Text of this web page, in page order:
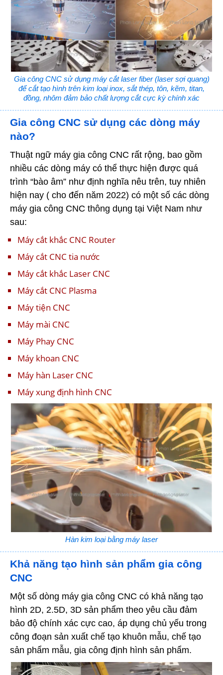
Gia công CNC sử dụng máy cắt laser fiber (laser sợi quang)
để cắt tạo hình trên kim loại inox, sắt thép, tôn, kẽm, titan,
đồng, nhôm đảm bảo chất lượng cắt cực kỳ chính xác
Gia công CNC sử dụng các dòng máy
nào?
Thuật ngữ máy gia công CNC rất rộng, bao gồm
nhiều các dòng máy có thể thực hiện được quá
trình “bào âm” như định nghĩa nêu trên, tuy nhiên
hiện nay ( cho đến năm 2022) có một số các dòng
máy gia công CNC thông dụng tại Việt Nam như
sau:
Máy cắt khắc CNC Router
Máy cắt CNC tia nước
Máy cắt khắc Laser CNC
Máy cắt CNC Plasma
Máy tiện CNC
Máy mài CNC
Máy Phay CNC
Máy khoan CNC
Máy hàn Laser CNC
Máy xung định hình CNC
Hàn kim loại bằng máy laser
Khả năng tạo hình sản phẩm gia công
CNC
Một số dòng máy gia công CNC có khả năng tạo
hình 2D, 2.5D, 3D sản phẩm theo yêu cầu đảm
bảo độ chính xác cực cao, áp dụng chủ yếu trong
công đoạn sản xuất chế tạo khuôn mẫu, chế tạo
sản phẩm mẫu, gia công định hình sản phẩm.